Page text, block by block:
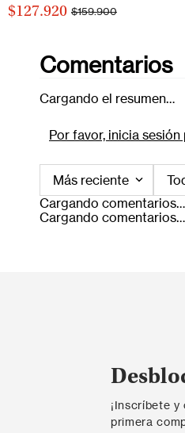
$127.920 $159.900
Comentarios
Cargando el resumen…
Por favor, inicia
Más reciente
Cargando comentarios…
Cargando comentarios…
¡Inscríbete
primera